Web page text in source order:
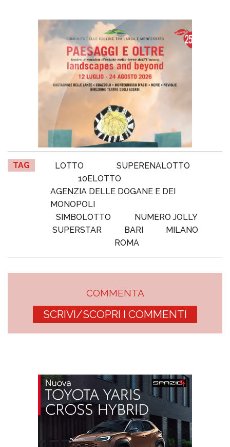
TAG LOTTO
SUPERENALOTTO
10ELOTTO
AGENZIA DELLE DOGANE E DEI
MONOPOLI
SIMBOLOTTO
NUMERO JOLLY
SUPERSTAR
BARI
MILANO
ROMA
COMMENTA
SCRIVI/SCOPRI I COMMENTI